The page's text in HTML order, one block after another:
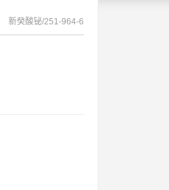
新癸酸铋/251-964-6